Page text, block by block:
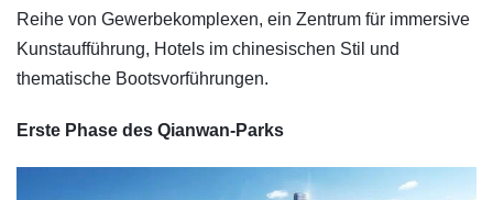
Reihe von Gewerbekomplexen, ein Zentrum für immersive
Kunstaufführung, Hotels im chinesischen Stil und
thematische Bootsvorführungen.
Erste Phase des Qianwan-Parks